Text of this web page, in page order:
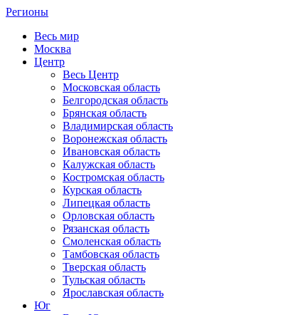
Регионы
Весь мир
Москва
Центр
Весь Центр
Московская область
Белгородская область
Брянская область
Владимирская область
Воронежская область
Ивановская область
Калужская область
Костромская область
Курская область
Липецкая область
Орловская область
Рязанская область
Смоленская область
Тамбовская область
Тверская область
Тульская область
Ярославская область
Юг